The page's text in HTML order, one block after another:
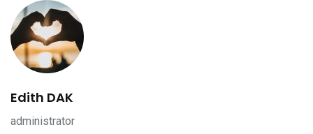
Edith DAK
administrator